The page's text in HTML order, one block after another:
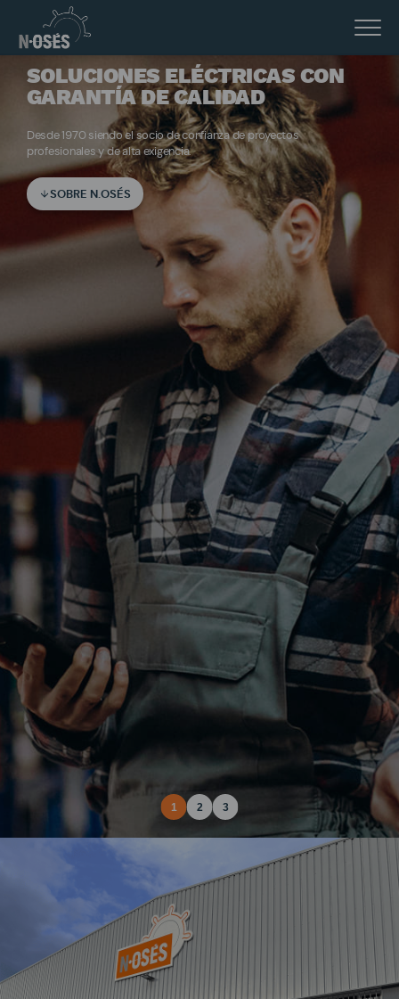
SOLUCIONES ELÉCTRICAS CON
GARANTÍA DE CALIDAD
Desde 1970 siendo el socio de confianza de proyectos
profesionales y de alta exigencia.
SOBRE N.OSÉS
1 2 3